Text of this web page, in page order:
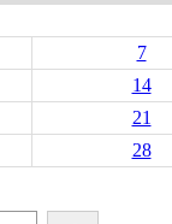
7
14
21
28